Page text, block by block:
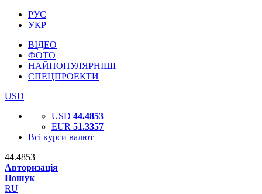
РУС
УКР
ВІДЕО
ФОТО
НАЙПОПУЛЯРНІШІ
СПЕЦПРОЕКТИ
USD
USD 44.4853
EUR 51.3357
Всі курси валют
44.4853
Авторизація
Пошук
RU